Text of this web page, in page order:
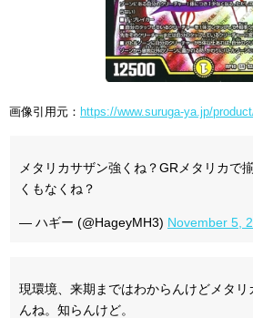
画像引用元： https://www.suruga-ya.jp/
メタリカサザン強くね？GRメタリカで
くもなくね？
— ハギー (@HageyMH3) November 5,
現環境、来期まではわからんけどメタ
んね。知らんけど。